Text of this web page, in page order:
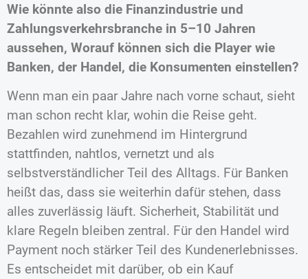
Wie könnte also die Finanzindustrie und
Zahlungsverkehrsbranche in 5–10 Jahren
aussehen, Worauf können sich die Player wie
Banken, der Handel, die Konsumenten einstellen?
Wenn man ein paar Jahre nach vorne schaut, sieht
man schon recht klar, wohin die Reise geht.
Bezahlen wird zunehmend im Hintergrund
stattfinden, nahtlos, vernetzt und als
selbstverständlicher Teil des Alltags. Für Banken
heißt das, dass sie weiterhin dafür stehen, dass
alles zuverlässig läuft. Sicherheit, Stabilität und
klare Regeln bleiben zentral. Für den Handel wird
Payment noch stärker Teil des Kundenerlebnisses.
Es entscheidet mit darüber, ob ein Kauf